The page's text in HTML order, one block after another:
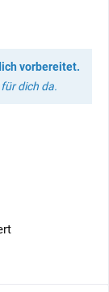
vorbereitet.
dich da.